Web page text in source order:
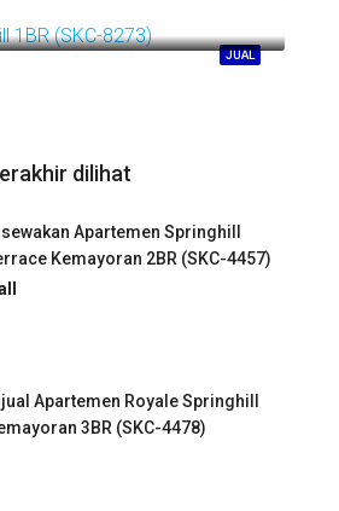
JUAL
dilihat
Apartemen Springhill
Kemayoran 2BR (SKC-4457)
Apartemen Royale Springhill
3BR (SKC-4478)